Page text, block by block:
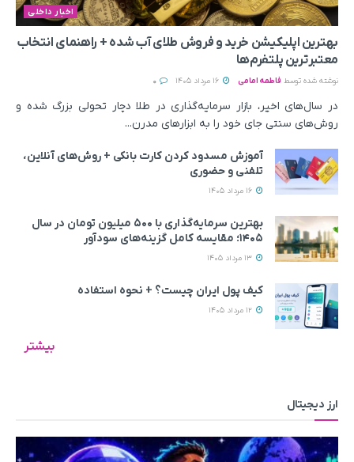
اخبار داخلی
بهترین اپلیکیشن خرید و فروش طلای آب شده + راهنمای انتخاب
معتبرترین پلتفرم‌ها
نوشته شده توسط فاطمه امامی
در سال‌های اخیر، بازار سرمایه‌گذاری در طلا دچار تحولی بزرگ شده و
روش‌های سنتی جای خود را به ابزارهای مدرن...
آموزش مسدود کردن کارت بانکی + روش‌های آنلاین،
تلفنی و حضوری
بهترین سرمایه‌گذاری با ۵۰۰ میلیون تومان در سال
۱۴۰۵؛ مقایسه کامل گزینه‌های سودآور
کیف پول ایران چیست؟ + نحوه استفاده
بیشتر
ارز دیجیتال